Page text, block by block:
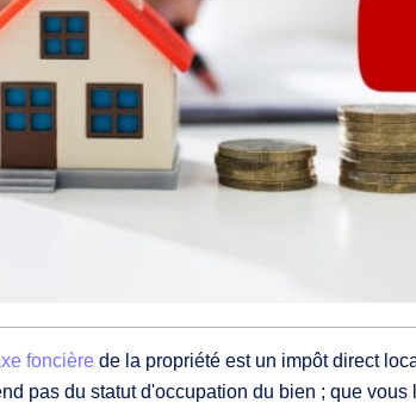
foncière de la propriété est un impôt direct
pas du statut d'occupation du bien ; que